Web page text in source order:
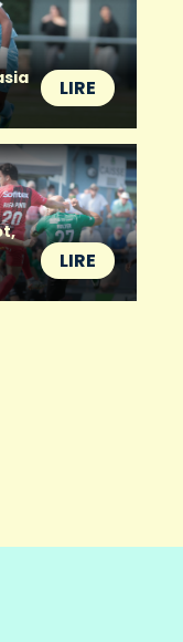
LIRE
LIRE